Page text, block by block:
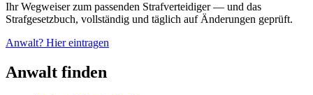
Ihr Wegweiser zum passenden Strafverteidiger — und das
Strafgesetzbuch, vollständig und täglich auf Änderungen geprüft.
Anwalt? Hier eintragen
Anwalt finden